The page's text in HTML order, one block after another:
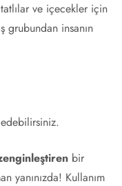
ve içecekler için
insanın
bir
yanınızda! Kullanım